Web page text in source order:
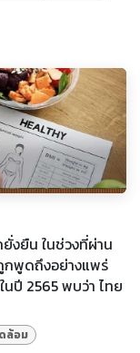
งยืน ในช่วงที่ผ่าน
กพูดถึงอย่างแพร่
นปี 2565 พบว่า ไทย
ล้อม